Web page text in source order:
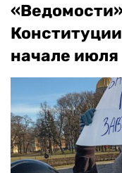
начале июля